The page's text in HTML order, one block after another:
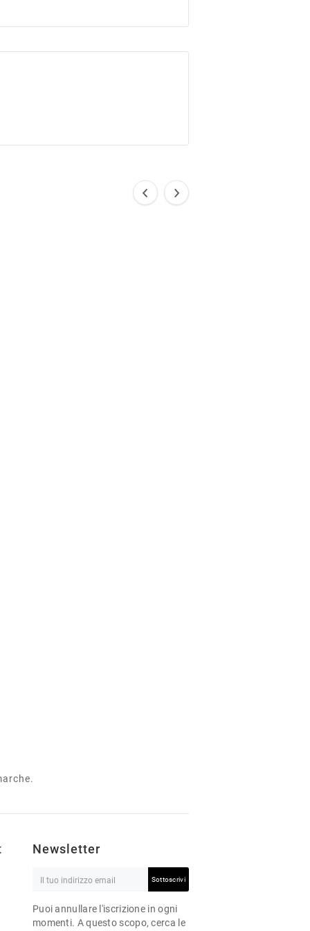
Newsletter
Sottoscrivi
Puoi annullare l'iscrizione in ogni
momenti. A questo scopo, cerca le